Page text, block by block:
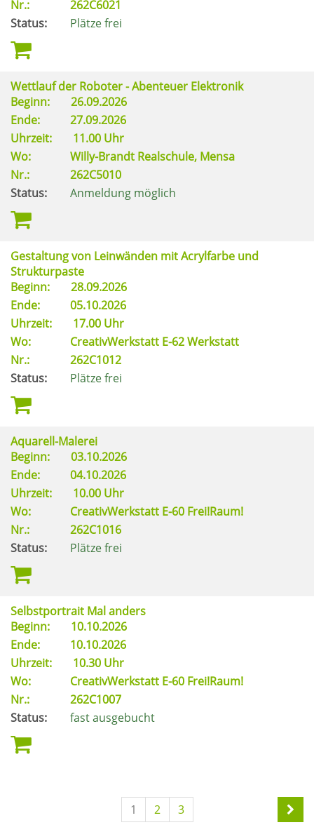
Nr.:
262C6021
Status:
Plätze frei
Wettlauf der Roboter - Abenteuer Elektronik
Beginn:
26.09.2026
Ende:
27.09.2026
Uhrzeit:
11.00 Uhr
Wo:
Willy-Brandt Realschule, Mensa
Nr.:
262C5010
Status:
Anmeldung möglich
Gestaltung von Leinwänden mit Acrylfarbe und
Strukturpaste
Beginn:
28.09.2026
Ende:
05.10.2026
Uhrzeit:
17.00 Uhr
Wo:
CreativWerkstatt E-62 Werkstatt
Nr.:
262C1012
Status:
Plätze frei
Aquarell-Malerei
Beginn:
03.10.2026
Ende:
04.10.2026
Uhrzeit:
10.00 Uhr
Wo:
CreativWerkstatt E-60 Frei!Raum!
Nr.:
262C1016
Status:
Plätze frei
Selbstportrait Mal anders
Beginn:
10.10.2026
Ende:
10.10.2026
Uhrzeit:
10.30 Uhr
Wo:
CreativWerkstatt E-60 Frei!Raum!
Nr.:
262C1007
Status:
fast ausgebucht
1 2 3